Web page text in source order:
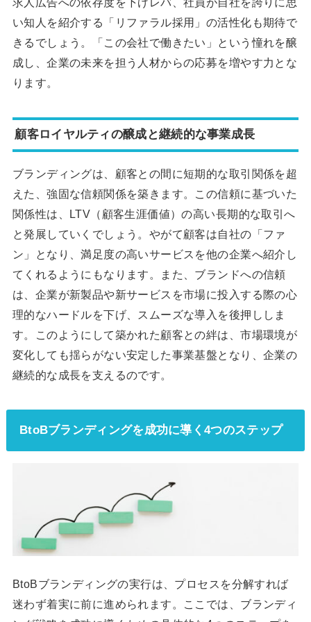
い知人を紹介する「リファラル採用」の活性化も期待で
きるでしょう。「この会社で働きたい」という憧れを醸
成し、企業の未来を担う人材からの応募を増やす力とな
ります。
顧客ロイヤルティの醸成と継続的な事業成長
ブランディングは、顧客との間に短期的な取引関係を超
えた、強固な信頼関係を築きます。この信頼に基づいた
関係性は、LTV（顧客生涯価値）の高い長期的な取引へ
と発展していくでしょう。やがて顧客は自社の「ファ
ン」となり、満足度の高いサービスを他の企業へ紹介し
てくれるようにもなります。また、ブランドへの信頼
は、企業が新製品や新サービスを市場に投入する際の心
理的なハードルを下げ、スムーズな導入を後押ししま
す。このようにして築かれた顧客との絆は、市場環境が
変化しても揺らがない安定した事業基盤となり、企業の
継続的な成長を支えるのです。
BtoBブランディングを成功に導く4つのステップ
BtoBブランディングの実行は、プロセスを分解すれば
迷わず着実に前に進められます。ここでは、ブランディ